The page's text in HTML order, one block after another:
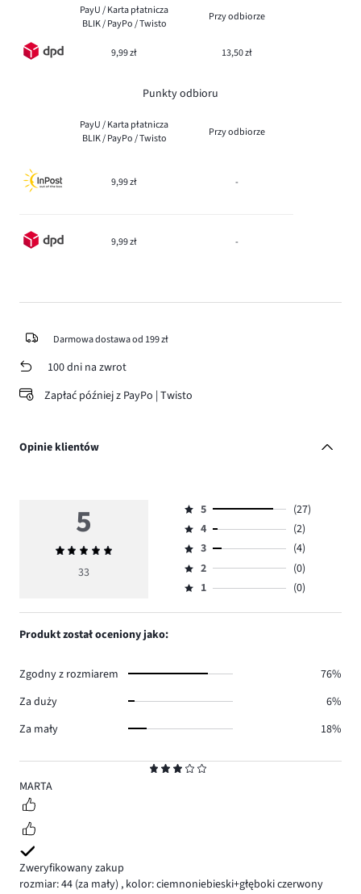
PayU / Karta płatnicza
BLIK / PayPo / Twisto
Przy odbiorze
9,99 zł 13,50 zł
Punkty odbioru
PayU / Karta płatnicza
BLIK / PayPo / Twisto
Przy odbiorze
9,99 zł -
9,99 zł -
Darmowa dostawa od 199 zł
100 dni na zwrot
Zapłać później z PayPo | Twisto
Opinie klientów
3
MARTA
Zweryfikowany zakup
rozmiar: 44 (za mały) , kolor: ciemnoniebieski+głęboki czerwony
5
Średnia
ocena
33
Ocena
5,
ilość
głosów
27.
5
(27)
Ocena
4,
ilość
głosów
4
(2)
Ocena
3,
ilość
3
(4)
Ocena
2,
2
(0)
Ocena
1,
1 (0)
Produkt został oceniony jako:
Zgodny z rozmiarem
76%
Za duży
6%
Za mały
18%